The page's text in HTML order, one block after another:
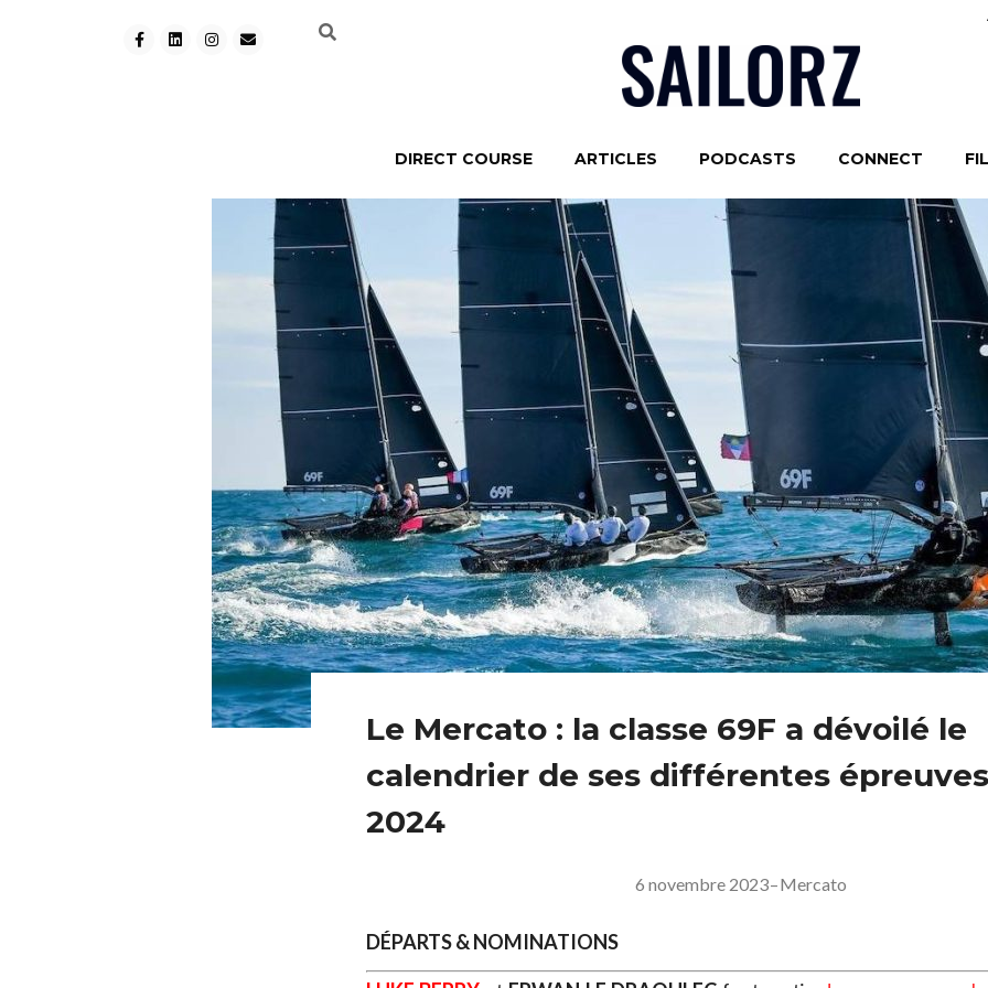
DIRECT COURSE ARTICLES PODCASTS CONNECT
Le Mercato : la classe 69F a dévoilé le
calendrier de ses différentes
2024
6 novembre 2023–Mercato
DÉPARTS & NOMINATIONS